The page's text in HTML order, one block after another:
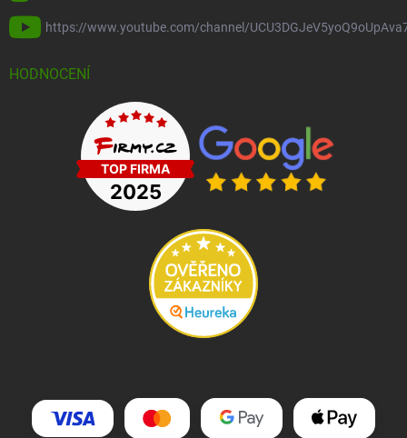
https://www.youtube.com/channel/
HODNOCENÍ